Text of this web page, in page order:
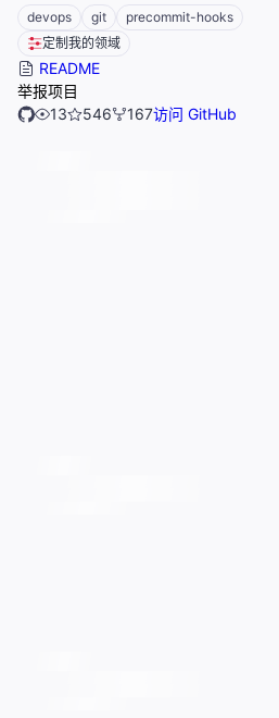
devops git
precommit-hooks
定制我的领域
README
举报项目
13
546 167访问 GitHub